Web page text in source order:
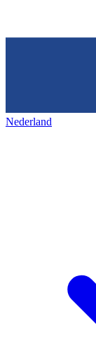
Nederland